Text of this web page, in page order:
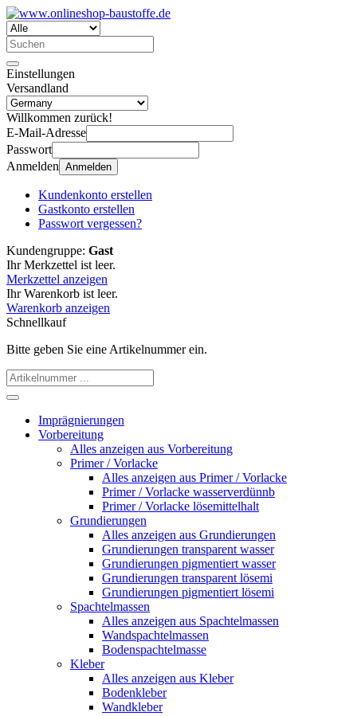
Einstellungen
Versandland
Willkommen zurück!
E-Mail-Adresse
Passwort
Anmelden Anmelden
Kundenkonto erstellen
Gastkonto erstellen
Passwort vergessen?
Kundengruppe: Gast
Ihr Merkzettel ist leer.
Merkzettel anzeigen
Ihr Warenkorb ist leer.
Warenkorb anzeigen
Schnellkauf
Bitte geben Sie eine Artikelnummer ein.
Imprägnierungen
Vorbereitung
Alles anzeigen aus Vorbereitung
Primer / Vorlacke
Alles anzeigen aus Primer / Vorlacke
Primer / Vorlacke wasserverdünnb
Primer / Vorlacke lösemittelhalt
Grundierungen
Alles anzeigen aus Grundierungen
Grundierungen transparent wasser
Grundierungen pigmentiert wasser
Grundierungen transparent lösemi
Grundierungen pigmentiert lösemi
Spachtelmassen
Alles anzeigen aus Spachtelmassen
Wandspachtelmassen
Bodenspachtelmasse
Kleber
Alles anzeigen aus Kleber
Bodenkleber
Wandkleber